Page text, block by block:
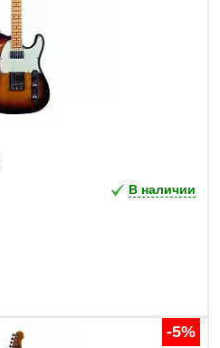
В наличии
-5%